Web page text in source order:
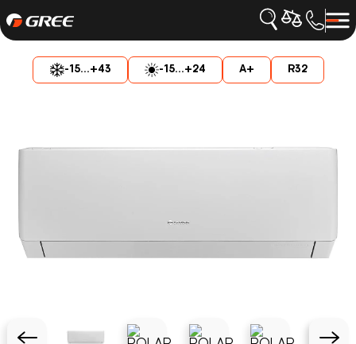
-15...+43 -15...+24 A+ R32